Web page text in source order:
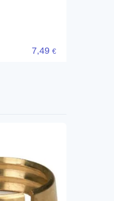
7,49 €